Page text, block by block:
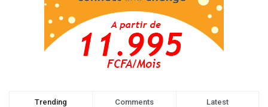
Trending Comments Latest